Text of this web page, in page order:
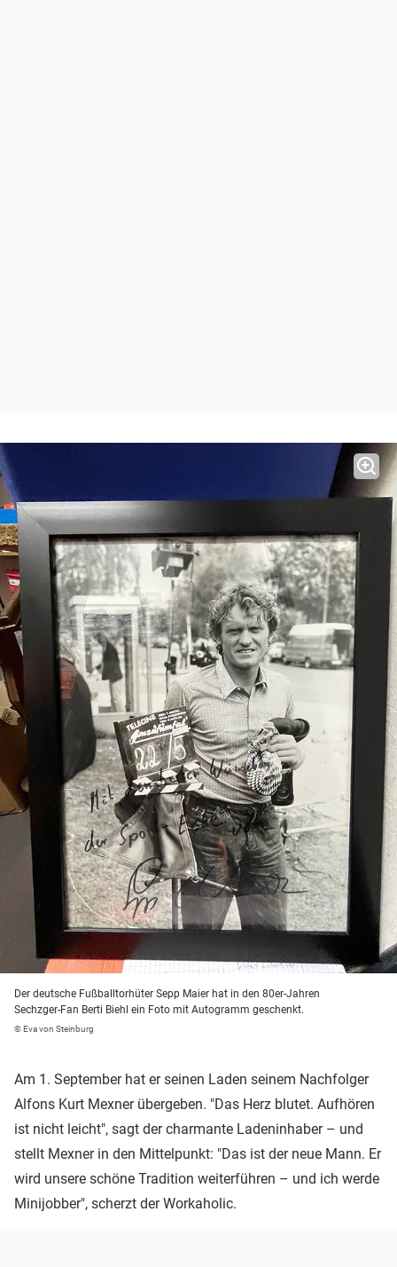
Der deutsche Fußballtorhüter Sepp Maier hat in den 80er-Jahren
Sechzger-Fan Berti Biehl ein Foto mit Autogramm geschenkt.
© Eva von Steinburg
Am 1. September hat er seinen Laden seinem Nachfolger
Alfons Kurt Mexner übergeben. "Das Herz blutet. Aufhören
ist nicht leicht", sagt der charmante Ladeninhaber – und
stellt Mexner in den Mittelpunkt: "Das ist der neue Mann. Er
wird unsere schöne Tradition weiterführen – und ich werde
Minijobber", scherzt der Workaholic.